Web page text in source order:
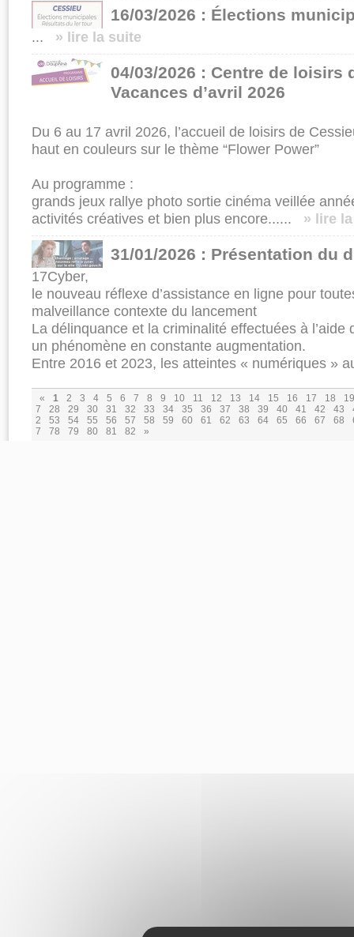
16/03/2026 : Élections
... » lire la suite
04/03/2026 : Centre de loisirs
Vacances d’avril 2026
Du 6 au 17 avril 2026, l’accueil de loisirs de
haut en couleurs sur le thème “Flower Power”
Au programme :
grands jeux rallye photo sortie cinéma veillée
activités créatives et bien plus encore......
» lire
31/01/2026 : Présentation du
17Cyber,
le nouveau réflexe d’assistance en ligne pour
malveillance contexte du lancement
La délinquance et la criminalité effectuées à l’aide
un phénomène en constante augmentation.
Entre 2016 et 2023, les atteintes « numériques »
« 1 2 3 4 5 6 7 8 9 10 11 12 13 14 15 16 17 18
19
7
28 29 30 31 32 33 34 35 36 37 38 39 40 41 42 43
2
53 54 55 56 57 58 59 60 61 62 63 64 65 66 67 68
7
78 79 80 81 82 »